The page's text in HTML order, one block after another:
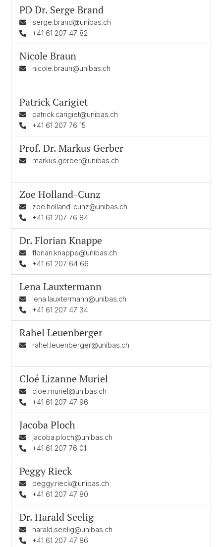
PD Dr. Serge Brand
serge.brand@unibas.ch
+41 61 207 47 82
Nicole Braun
nicole.braun@unibas.ch
Patrick Carigiet
patrick.carigiet@unibas.ch
+41 61 207 76 15
Prof. Dr.Markus Gerber
markus.gerber@unibas.ch
Zoe Holland-Cunz
zoe.holland-cunz@unibas.ch
+41 61 207 76 84
Dr.Florian Knappe
florian.knappe@unibas.ch
+41 61 207 64 66
Lena Lauxtermann
lena.lauxtermann@unibas.ch
+41 61 207 47 34
Rahel Leuenberger
rahel.leuenberger@unibas.ch
Cloé Lizanne Muriel
cloe.muriel@unibas.ch
+41 61 207 47 96
Jacoba Ploch
jacoba.ploch@unibas.ch
+41 61 207 76 01
Peggy Rieck
peggy.rieck@unibas.ch
+41 61 207 47 80
Dr.Harald Seelig
harald.seelig@unibas.ch
+41 61 207 47 86